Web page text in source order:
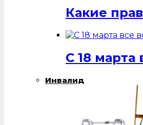
Какие
С 18
Инвалид